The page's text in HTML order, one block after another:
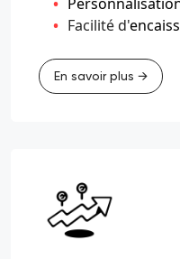
Facilité d'
En savoir plus →